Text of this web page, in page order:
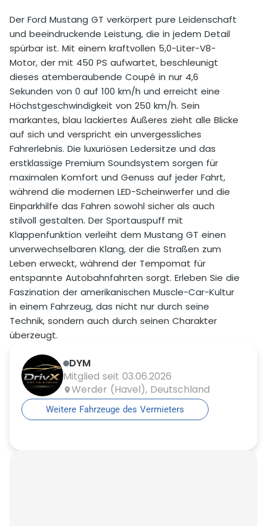
Der Ford Mustang GT verkörpert pure Leidenschaft
und beeindruckende Leistung, die in jedem Detail
spürbar ist. Mit einem kraftvollen 5,0-Liter-V8-
Motor, der mit 450 PS aufwartet, beschleunigt
dieses atemberaubende Coupé in nur 4,6
Sekunden von 0 auf 100 km/h und erreicht eine
Höchstgeschwindigkeit von 250 km/h. Sein
markantes, blau lackiertes Äußeres zieht alle Blicke
auf sich und verspricht ein unvergessliches
Fahrerlebnis. Die luxuriösen Ledersitze und das
erstklassige Premium Soundsystem sorgen für
maximalen Komfort und Genuss auf jeder Fahrt,
während die modernen LED-Scheinwerfer und die
Einparkhilfe das Fahren sowohl sicher als auch
stilvoll gestalten. Der Sportauspuff mit
Klappenfunktion verleiht dem Mustang GT einen
unverwechselbaren Klang, der die Straßen zum
Leben erweckt, während der Tempomat für
entspannte Autobahnfahrten sorgt. Erleben Sie die
Faszination der amerikanischen Muscle-Car-Kultur
in einem Fahrzeug, das nicht nur durch seine
Technik, sondern auch durch seinen Charakter
überzeugt.
DYM
Mitglied seit 03.06.2026
Werder (Havel), Deutschland
Weitere Fahrzeuge des Vermieters
Preis pro Extra km vor Buchung 0,75 €
Preis pro Extra km nach Buchung 1,50 €
Mindestalter 21 Jahre
Zusätzlicher Fahrer erlaubt
Preis Zusatzfahrer
Wochenendzuschlag für einen Tag 30,00 €
Auslandsfahrt erlaubt Nein